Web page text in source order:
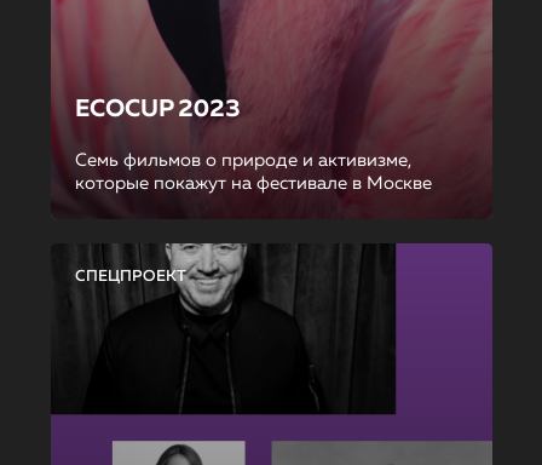
ECOCUP 2023
Семь фильмов о природе и активизме,
которые покажут на фестивале в Москве
СПЕЦПРОЕКТ